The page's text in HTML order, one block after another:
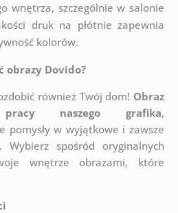
wnętrza, szczególnie w salonie
druk na płótnie zapewnia
kolorów.
obrazy Dovido?
również Twój dom! Obraz
naszego grafika,
pomysły w wyjątkowe i zawsze
Wybierz spośród oryginalnych
wnętrze obrazami, które